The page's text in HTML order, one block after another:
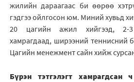
жилийн дараагаас би өөрөө
гэдгээ ойлгосон юм. Миний хувьд
20 цагийн ажил хийгээд, 2-3
хамрагдаад, ширээний теннисний
Цагийн менежмент сайн хийж
Бүрэн тэтгэлэгт